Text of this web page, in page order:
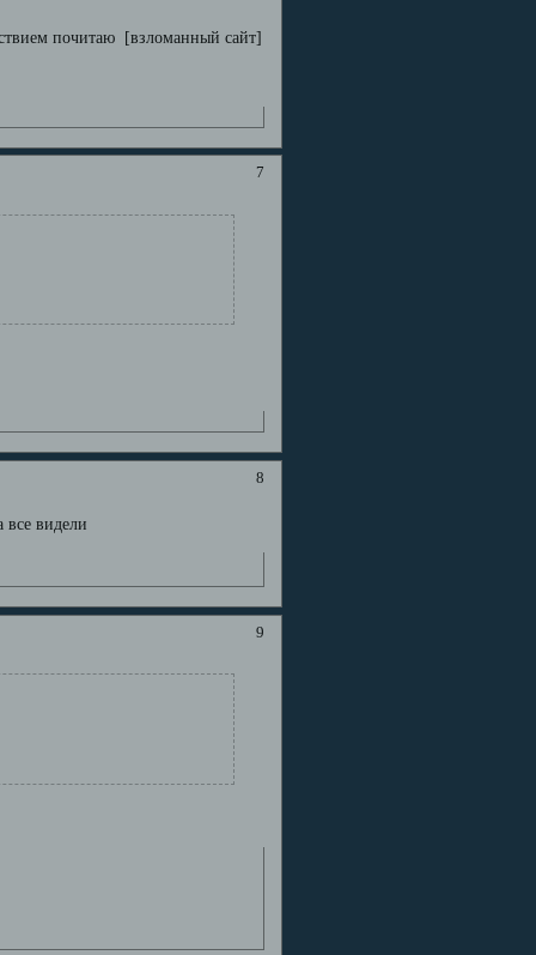
почитаю [взломанный сайт]
7
8
все видели
9